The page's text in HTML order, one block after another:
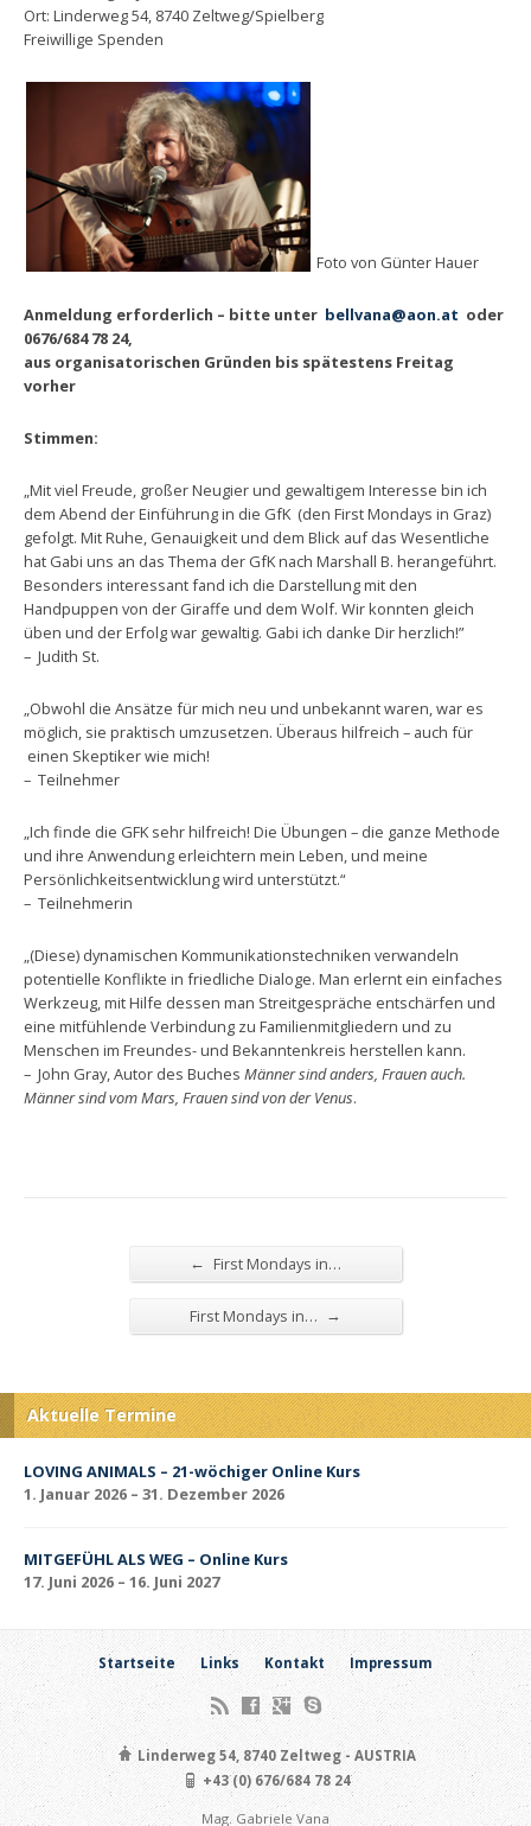
Ort: Linderweg 54, 8740 Zeltweg/Spielberg
Freiwillige Spenden
Foto von Günter Hauer
Anmeldung erforderlich – bitte unter bellvana@aon.at oder
0676/684 78 24,
aus organisatorischen Gründen bis spätestens Freitag
vorher
Stimmen:
„Mit viel Freude, großer Neugier und gewaltigem Interesse bin ich
dem Abend der Einführung in die GfK (den First Mondays in Graz)
gefolgt. Mit Ruhe, Genauigkeit und dem Blick auf das Wesentliche
hat Gabi uns an das Thema der GfK nach Marshall B. herangeführt.
Besonders interessant fand ich die Darstellung mit den
Handpuppen von der Giraffe und dem Wolf. Wir konnten gleich
üben und der Erfolg war gewaltig. Gabi ich danke Dir herzlich!”
– Judith St.
„Obwohl die Ansätze für mich neu und unbekannt waren, war es
möglich, sie praktisch umzusetzen. Überaus hilfreich – auch für
einen Skeptiker wie mich!
– Teilnehmer
„Ich finde die GFK sehr hilfreich! Die Übungen – die ganze Methode
und ihre Anwendung erleichtern mein Leben, und meine
Persönlichkeitsentwicklung wird unterstützt.“
– Teilnehmerin
„(Diese) dynamischen Kommunikationstechniken verwandeln
potentielle Konflikte in friedliche Dialoge. Man erlernt ein einfaches
Werkzeug, mit Hilfe dessen man Streitgespräche entschärfen und
eine mitfühlende Verbindung zu Familienmitgliedern und zu
Menschen im Freundes- und Bekanntenkreis herstellen kann.
– John Gray, Autor des Buches Männer sind anders, Frauen auch.
Männer sind vom Mars, Frauen sind von der Venus.
← First Mondays in…
First Mondays in… →
Aktuelle Termine
LOVING ANIMALS – 21-wöchiger Online Kurs
1. Januar 2026 – 31. Dezember 2026
MITGEFÜHL ALS WEG – Online Kurs
17. Juni 2026 – 16. Juni 2027
Startseite Links Kontakt Impressum
Linderweg 54, 8740 Zeltweg - AUSTRIA
+43 (0) 676/684 78 24
Mag. Gabriele Vana